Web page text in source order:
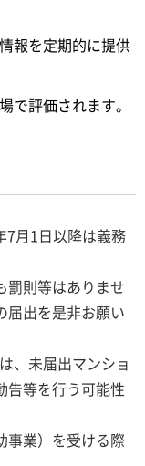
報を定期的に提供
で評価されます。
7月1日以降は義務
罰則等はありませ
届出を是非お願い
、未届出マンショ
告等を行う可能性
事業）を受ける際